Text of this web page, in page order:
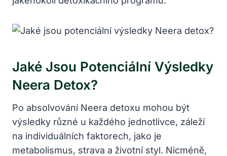
Jaké Jsou Potenciální Výsledky
Neera Detox?
Po absolvování Neera detoxu mohou být
výsledky různé u každého jednotlivce, záleží
na individuálních faktorech, jako je
metabolismus, strava a životní styl. Nicméně,